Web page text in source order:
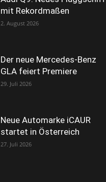
mit Rekordmaßen
2. August 2026
Der neue Mercedes-Benz
GLA feiert Premiere
29. Juli 2026
Neue Automarke iCAUR
startet in Österreich
27. Juli 2026